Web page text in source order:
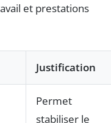
et prestations
Justification
Permet
stabiliser le